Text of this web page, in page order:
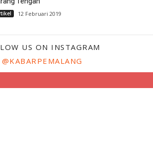
12 Februari 2019
US ON INSTAGRAM
@KABARPEMALANG